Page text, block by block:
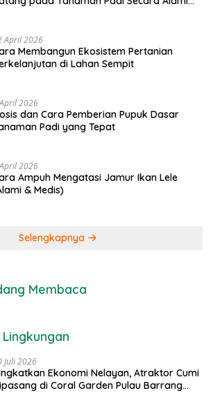
April 2026
Membangun Ekosistem Pertanian
di Lahan Sempit
2026
dan Cara Pemberian Pupuk Dasar
Padi yang Tepat
2026
Ampuh Mengatasi Jamur Ikan Lele
& Medis)
Selengkapnya
Membaca
Juli 2026
Ekonomi Nelayan, Atraktor Cumi
di Coral Garden Pulau Barrang